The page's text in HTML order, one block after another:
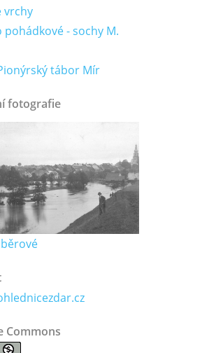
vrchy
pohádkové - sochy M.
tábor Mír
fotografie
Commons